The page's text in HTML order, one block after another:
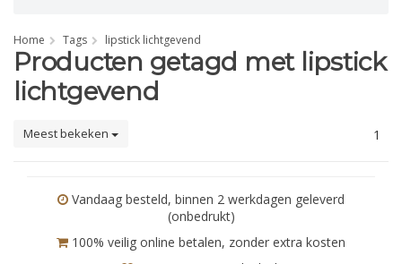
Home Tags lipstick lichtgevend
Producten getagd met lipstick
lichtgevend
Meest bekeken 1
Vandaag besteld, binnen 2 werkdagen geleverd
(onbedrukt)
100% veilig online betalen, zonder extra kosten